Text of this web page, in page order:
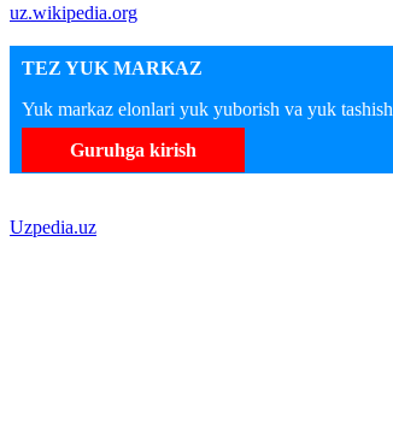
uz.wikipedia.org
TEZ YUK MARKAZ
Yuk markaz elonlari yuk yuborish va yuk tashish
Guruhga kirish
Uzpedia.uz